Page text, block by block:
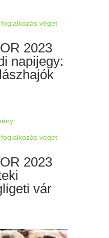
foglalkozás véget
2023
napijegy:
foglalkozás véget
2023
vár